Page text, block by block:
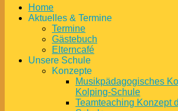
Home
Aktuelles & Termine
Termine
Gästebuch
Elterncafé
Unsere Schule
Konzepte
Musikpädagogisches
Kolping-Schule
Teamteaching Konzept